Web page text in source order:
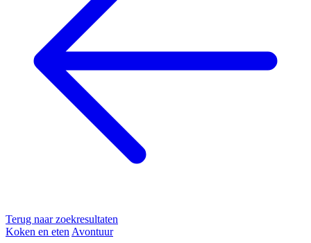
Terug naar zoekresultaten
Koken en eten Avontuur